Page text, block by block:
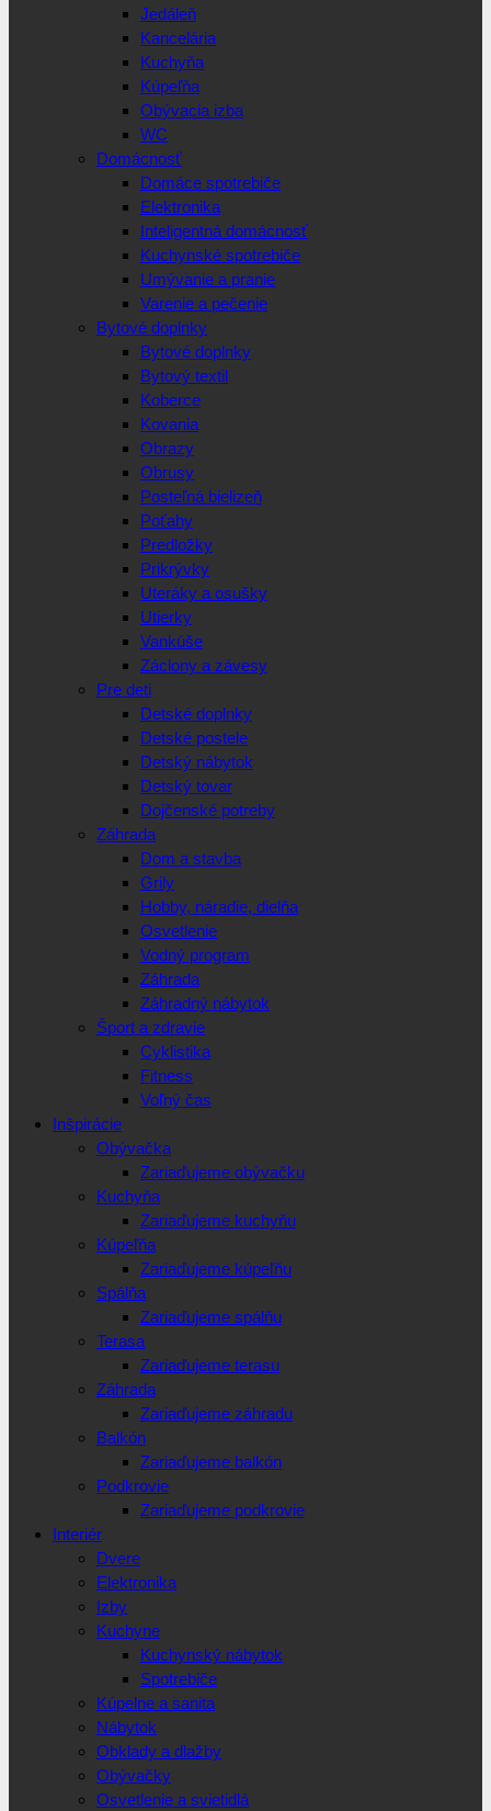
Jedáleň
Kancelária
Kuchyňa
Kúpeľňa
Obývacia izba
WC
Domácnosť
Domáce spotrebiče
Elektronika
Inteligentná domácnosť
Kuchynské spotrebiče
Umývanie a pranie
Varenie a pečenie
Bytové doplnky
Bytové doplnky
Bytový textil
Koberce
Kovania
Obrazy
Obrusy
Posteľná bielizeň
Poťahy
Predložky
Prikrývky
Uteráky a osušky
Utierky
Vankúše
Záclony a závesy
Pre deti
Detské doplnky
Detské postele
Detský nábytok
Detský tovar
Dojčenské potreby
Záhrada
Dom a stavba
Grily
Hobby, náradie, dielňa
Osvetlenie
Vodný program
Záhrada
Záhradný nábytok
Šport a zdravie
Cyklistika
Fitness
Voľný čas
Inšpirácie
Obývačka
Zariaďujeme obývačku
Kuchyňa
Zariaďujeme kuchyňu
Kúpeľňa
Zariaďujeme kúpeľňu
Spálňa
Zariaďujeme spálňu
Terasa
Zariaďujeme terasu
Záhrada
Zariaďujeme záhradu
Balkón
Zariaďujeme balkón
Podkrovie
Zariaďujeme podkrovie
Interiér
Dvere
Elektronika
Izby
Kuchyne
Kuchynský nábytok
Spotrebiče
Kúpelne a sanita
Nábytok
Obklady a dlažby
Obývačky
Osvetlenie a svietidlá